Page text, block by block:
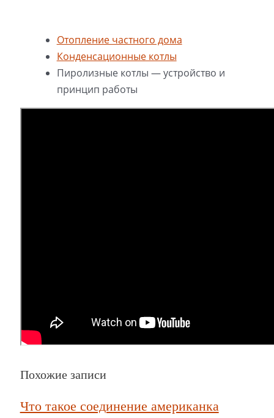
Отопление частного дома
Конденсационные котлы
Пиролизные котлы — устройство и
принцип работы
Похожие записи
Что такое соединение американка